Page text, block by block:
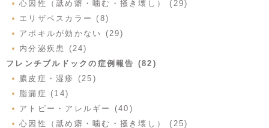
心因性（舐め癖・噛む・掻き壊し） (29)
エリザベスカラー (8)
アポキルが効かない (29)
内分泌疾患 (24)
フレンチブルドックの症例報告 (82)
膿皮症・湿疹 (25)
脂漏症 (14)
アトピー・アレルギー (40)
心因性（舐め癖・噛む・掻き壊し） (25)